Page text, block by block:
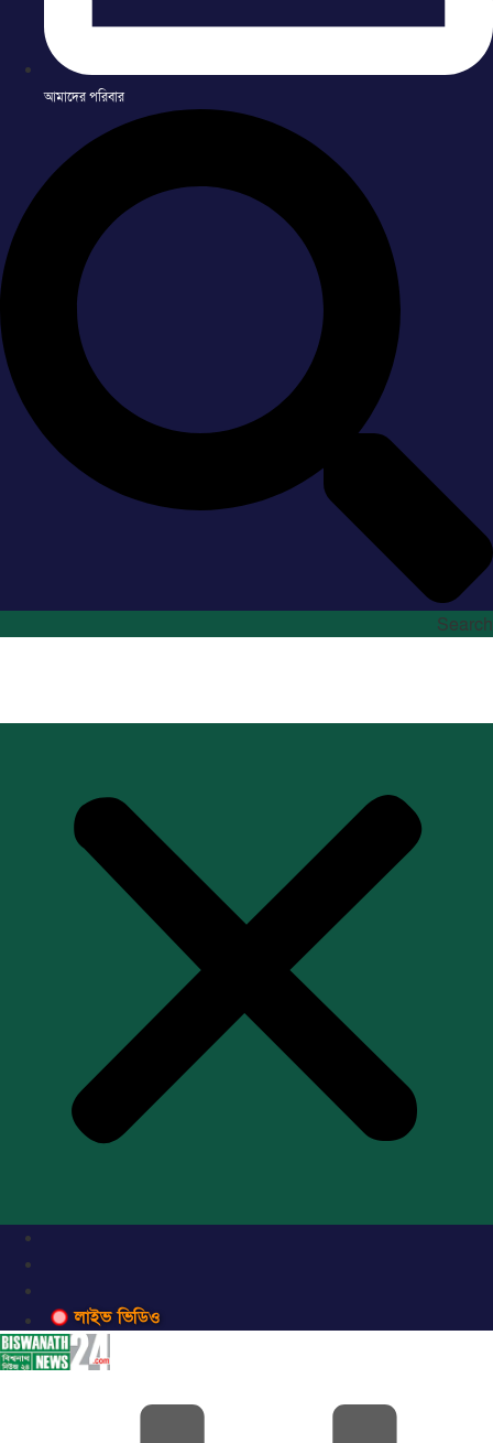
আমাদের পরিবার
Search
লাইভ ভিডিও